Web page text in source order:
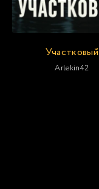
Участковый
Arlekin42